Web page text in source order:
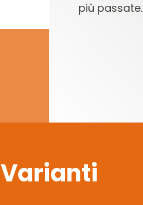
più passate.
Varianti